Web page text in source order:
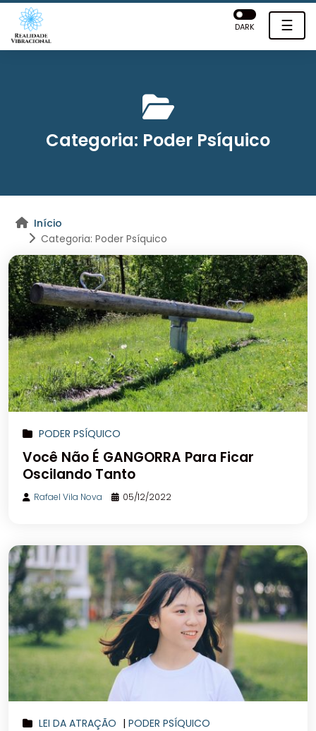
☰
DARK
Categoria: Poder Psíquico
Início
Categoria: Poder Psíquico
PODER PSÍQUICO
Você Não É GANGORRA Para Ficar
Oscilando Tanto
Rafael Vila Nova 05/12/2022
LEI DA ATRAÇÃO | PODER PSÍQUICO